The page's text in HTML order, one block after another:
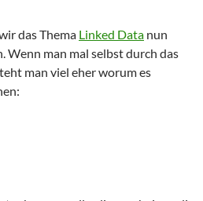
das Thema Linked Data nun
Wenn man mal selbst durch das
man viel eher worum es